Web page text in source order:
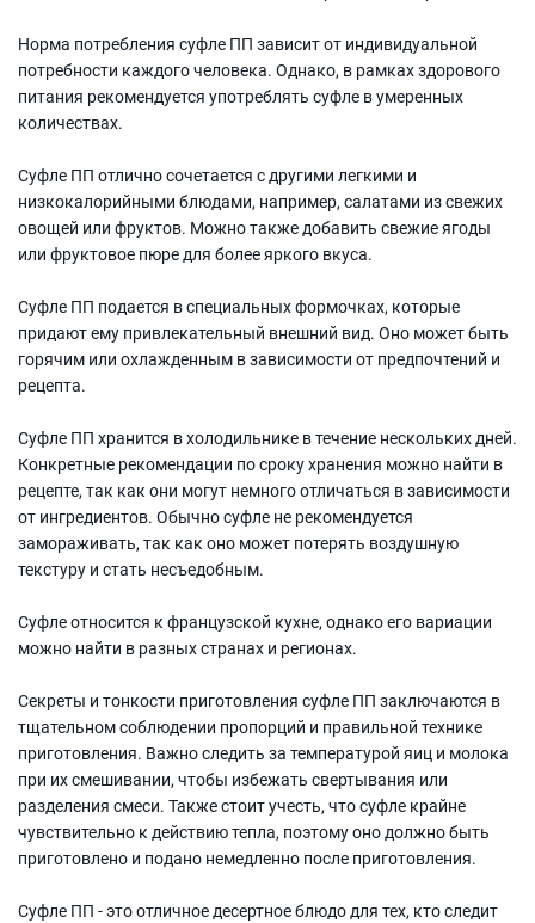
Норма потребления суфле ПП зависит от индивидуальной
потребности каждого человека. Однако, в рамках здорового
питания рекомендуется употреблять суфле в умеренных
количествах.
Суфле ПП отлично сочетается с другими легкими и
низкокалорийными блюдами, например, салатами из свежих
овощей или фруктов. Можно также добавить свежие ягоды
или фруктовое пюре для более яркого вкуса.
Суфле ПП подается в специальных формочках, которые
придают ему привлекательный внешний вид. Оно может быть
горячим или охлажденным в зависимости от предпочтений и
рецепта.
Суфле ПП хранится в холодильнике в течение нескольких дней.
Конкретные рекомендации по сроку хранения можно найти в
рецепте, так как они могут немного отличаться в зависимости
от ингредиентов. Обычно суфле не рекомендуется
замораживать, так как оно может потерять воздушную
текстуру и стать несъедобным.
Суфле относится к французской кухне, однако его вариации
можно найти в разных странах и регионах.
Секреты и тонкости приготовления суфле ПП заключаются в
тщательном соблюдении пропорций и правильной технике
приготовления. Важно следить за температурой яиц и молока
при их смешивании, чтобы избежать свертывания или
разделения смеси. Также стоит учесть, что суфле крайне
чувствительно к действию тепла, поэтому оно должно быть
приготовлено и подано немедленно после приготовления.
Суфле ПП - это отличное десертное блюдо для тех, кто следит